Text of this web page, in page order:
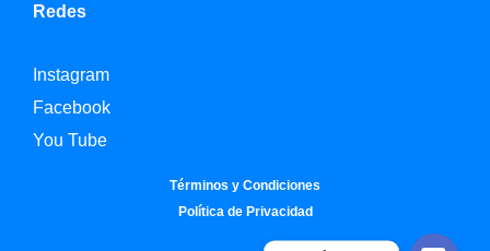
Redes
Instagram
Facebook
You Tube
Términos y Condiciones
Política de Privacidad